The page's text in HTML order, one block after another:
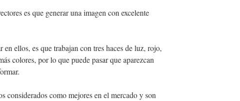
es que generar una imagen con excelente
ellos, es que trabajan con tres haces de luz, rojo,
colores, por lo que puede pasar que aparezcan
considerados como mejores en el mercado y son